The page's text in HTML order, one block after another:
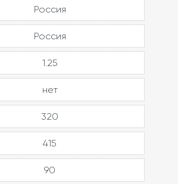
Россия
Россия
1.25
нет
320
415
90